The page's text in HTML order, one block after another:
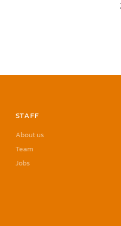
STAFF
About us
Team
Jobs